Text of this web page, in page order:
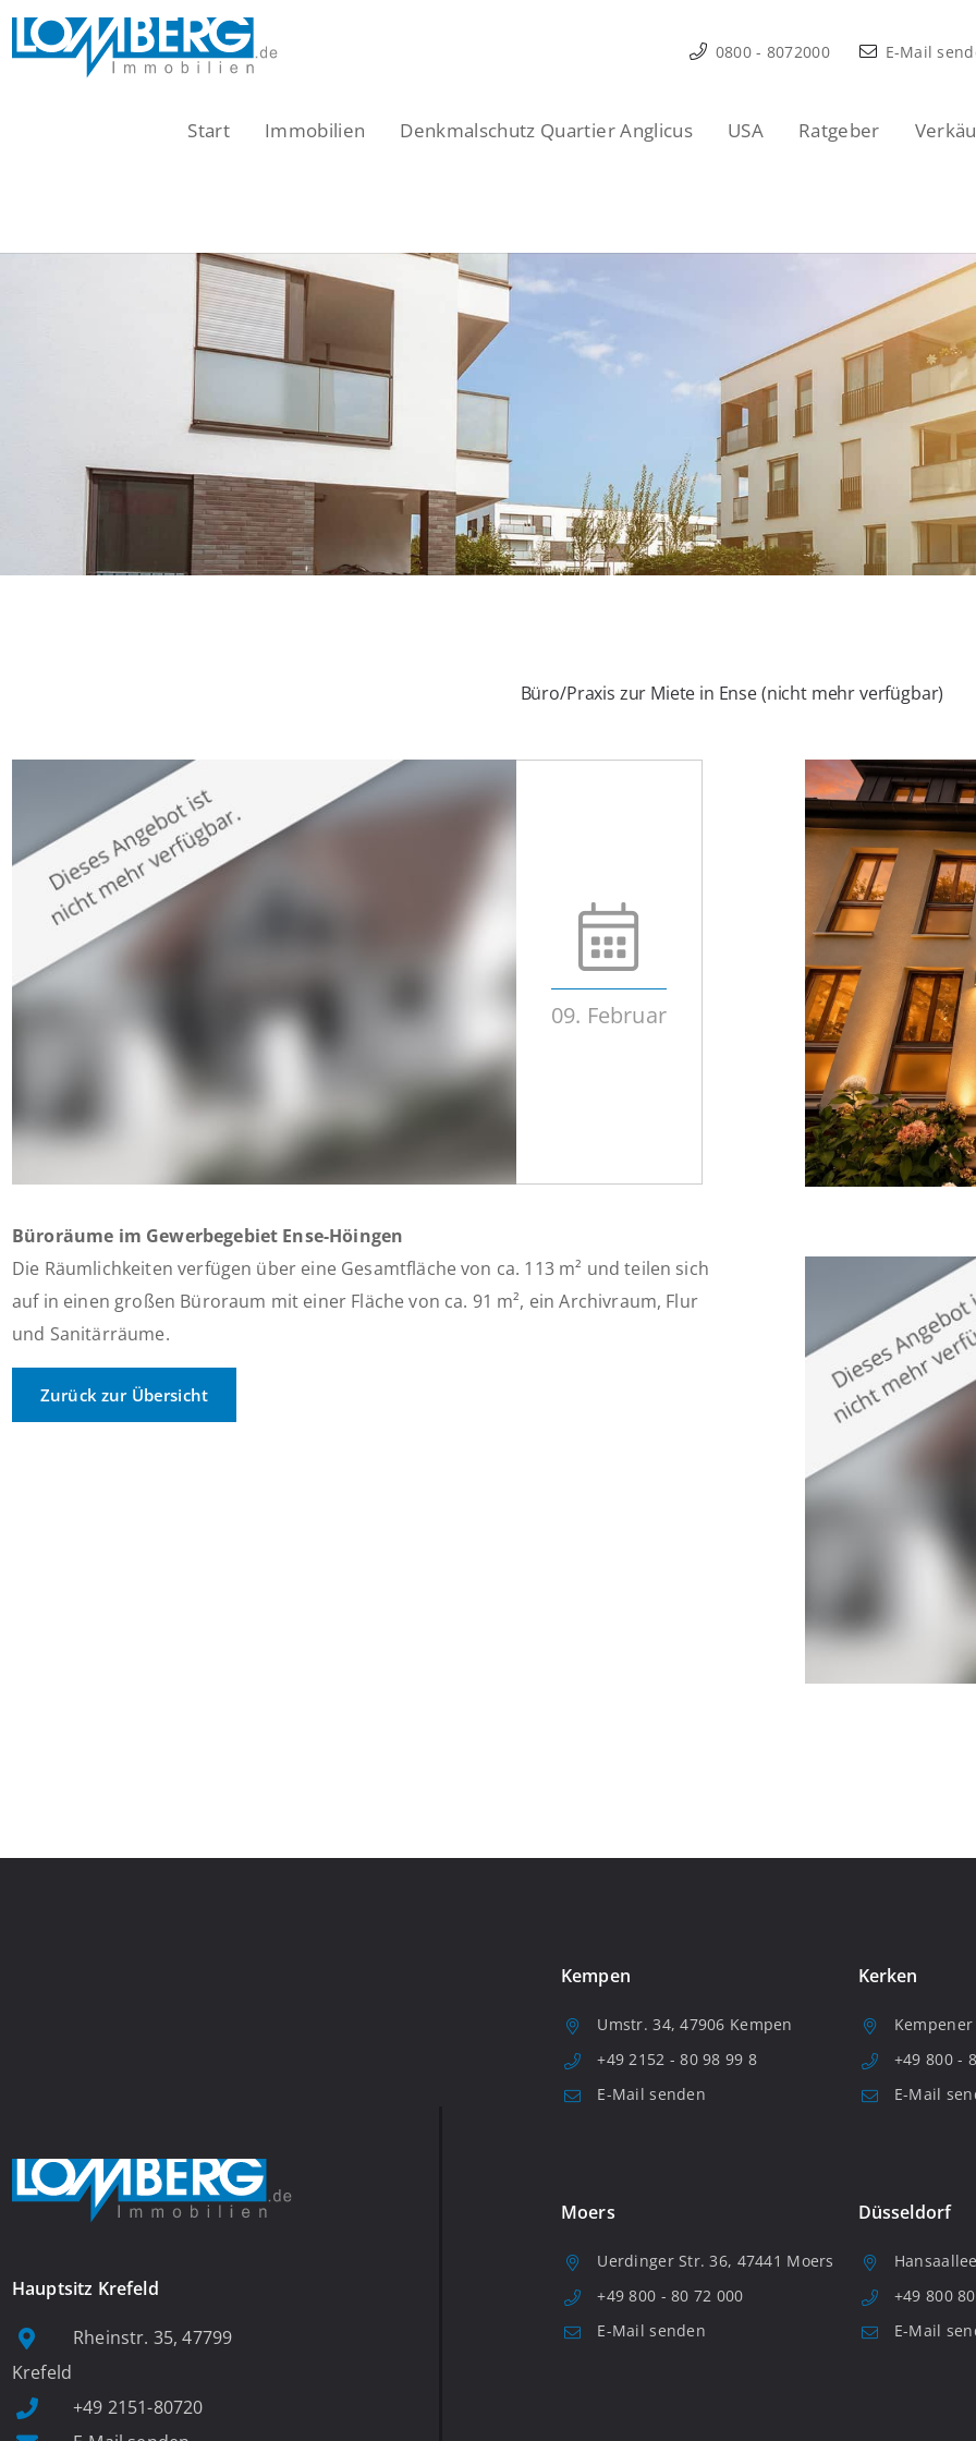
Zum
Inhalt
0800 - 8072000 E-Mail
Start Immobilien Denkmalschutz Quartier Anglicus USA Ratgeber
Büro/Praxis zur Miete in Ense (nicht mehr verfügbar)
09. Februar
Büroräume im Gewerbegebiet Ense-Höingen
Die Räumlichkeiten verfügen über eine Gesamtfläche von ca. 113 m² und teilen sich
auf in einen großen Büroraum mit einer Fläche von ca. 91 m², ein Archivraum, Flur
und Sanitärräume.
Zurück zur Übersicht
Hauptsitz Krefeld
Rheinstr. 35, 47799
Krefeld
+49 2151-80720
Kempen
Umstr. 34, 47906 Kempen
+49 2152 - 80 98 99 8
E-Mail senden
Kerken
+49 800 -
E-Mail
Moers
Uerdinger Str. 36, 47441 Moers
+49 800 - 80 72 000
E-Mail senden
Düsseldorf
+49 800
E-Mail